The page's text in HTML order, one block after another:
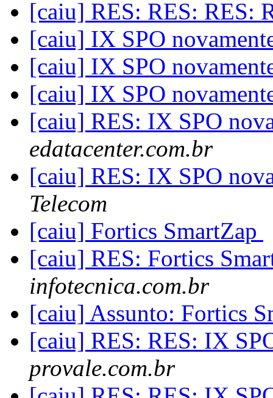
[caiu] RES: RES: RES:
[caiu] IX SPO
[caiu] IX SPO
[caiu] IX SPO
[caiu] RES: IX SPO
edatacenter.com.br
[caiu] RES: IX SPO
Telecom
[caiu] Fortics SmartZap
[caiu] RES: Fortics
infotecnica.com.br
[caiu] Assunto: Fortics
[caiu] RES: RES: IX
provale.com.br